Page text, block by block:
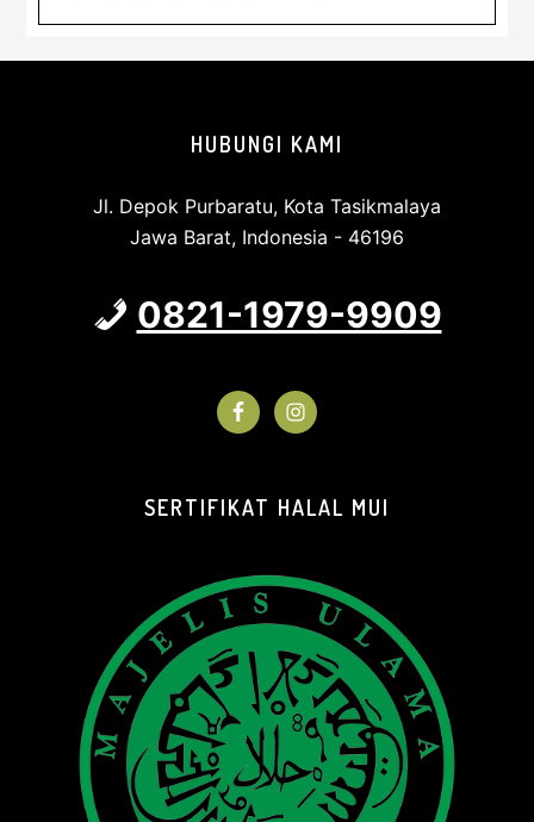
HUBUNGI KAMI
Jl. Depok Purbaratu, Kota Tasikmalaya
Jawa Barat, Indonesia - 46196
0821-1979-9909
SERTIFIKAT HALAL MUI